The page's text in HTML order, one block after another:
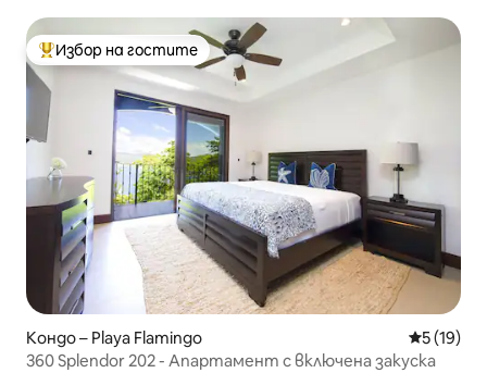
Най-популярен избор на гостите
Избор на гостите
Кондо – Playa Flamingo Средна
5 (19)
360 Splendor 202 - Апартамент с включена закуска